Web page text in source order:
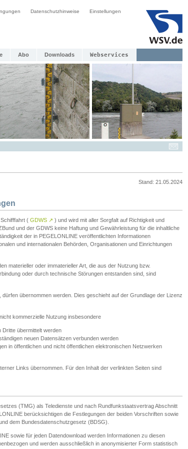
Datenschutzhinweise Einstellungen
Abo Downloads Webservices
Stand: 21.05.2024
( GDWS ↗ ) und wird mit aller Sorgfalt auf Richtigkeit und
und der GDWS keine Haftung und Gewährleistung für die inhaltliche
der in PEGELONLINE veröffentlichten Informationen
und internationalen Behörden, Organisationen und Einrichtungen
materieller oder immaterieller Art, die aus der Nutzung bzw.
oder durch technische Störungen entstanden sind, sind
übernommen werden. Dies geschieht auf der Grundlage der Lizenz
kommerzielle Nutzung insbesondere
übermittelt werden
neuen Datensätzen verbunden werden
in öffentlichen und nicht öffentlichen elektronischen Netzwerken
Links übernommen. Für den Inhalt der verlinkten Seiten sind
(TMG) als Teledienste und nach Rundfunkstaatsvertrag Abschnitt
berücksichtigen die Festlegungen der beiden Vorschriften sowie
dem Bundesdatenschutzgesetz (BDSG).
sowie für jeden Datendownload werden Informationen zu diesen
und werden ausschließlich in anonymisierter Form statistisch